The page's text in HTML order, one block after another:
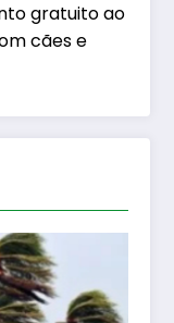
gratuito ao
cães e